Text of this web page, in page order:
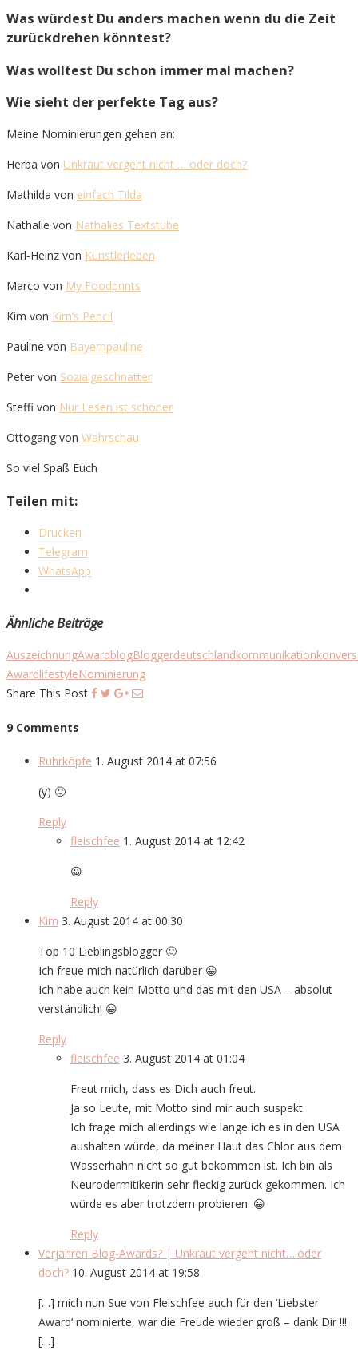
Was würdest Du anders machen wenn du die Zeit
zurückdrehen könntest?
Was wolltest Du schon immer mal machen?
Wie sieht der perfekte Tag aus?
Meine Nominierungen gehen an:
Herba von Unkraut vergeht nicht … oder doch?
Mathilda von einfach Tilda
Nathalie von Nathalies Textstube
Karl-Heinz von Künstlerleben
Marco von My Foodprints
Kim von Kim’s Pencil
Pauline von Bayernpauline
Peter von Sozialgeschnatter
Steffi von Nur Lesen ist schöner
Ottogang von Wahrschau
So viel Spaß Euch
Teilen mit:
Drucken
Telegram
WhatsApp
Ähnliche Beiträge
AuszeichnungAwardblogBloggerdeutschlandkommunikation
AwardlifestyleNominierung
Share This Post
9 Comments
Ruhrköpfe 1. August 2014 at 07:56
(y) 🙂
Reply
fleischfee 1. August 2014 at 12:42
😀
Reply
Kim 3. August 2014 at 00:30
Top 10 Lieblingsblogger 🙂
Ich freue mich natürlich darüber 😀
Ich habe auch kein Motto und das mit den USA – absolut
verständlich! 😀
Reply
fleischfee 3. August 2014 at 01:04
Freut mich, dass es Dich auch freut.
Ja so Leute, mit Motto sind mir auch suspekt.
Ich frage mich allerdings wie lange ich es in den USA
aushalten würde, da meiner Haut das Chlor aus dem
Wasserhahn nicht so gut bekommen ist. Ich bin als
Neurodermitikerin sehr fleckig zurück gekommen. Ich
würde es aber trotzdem probieren. 😀
Reply
Verjähren Blog-Awards? | Unkraut vergeht nicht….oder
doch? 10. August 2014 at 19:58
[…] mich nun Sue von Fleischfee auch für den ‘Liebster
Award‘ nominierte, war die Freude wieder groß – dank Dir !!!
[…]